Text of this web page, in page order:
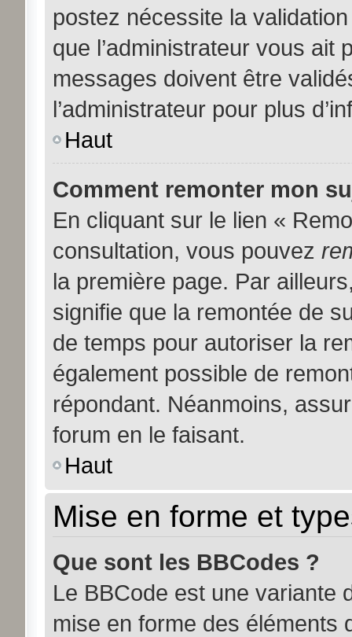
postez nécessite la
que l’administrateur vous ait
messages doivent être
l’administrateur pour plus
Haut
Comment remonter mon
En cliquant sur le lien «
consultation, vous pouvez
la première page. Par
signifie que la remontée de
de temps pour autoriser la
également possible de
répondant. Néanmoins,
forum en le faisant.
Haut
Mise en forme et
Que sont les BBCodes ?
Le BBCode est une variante
mise en forme des éléments